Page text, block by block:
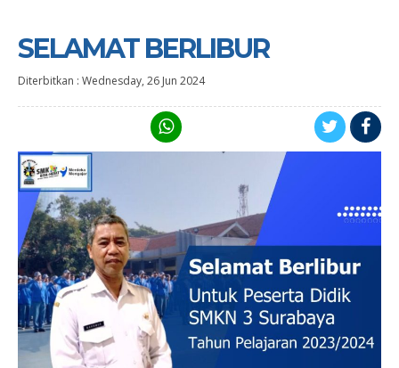
SELAMAT BERLIBUR
Diterbitkan : Wednesday, 26 Jun 2024